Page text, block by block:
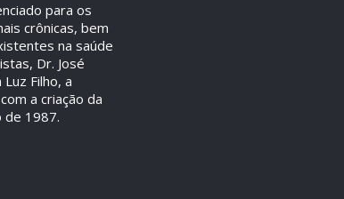
para os
crônicas, bem
na saúde
Dr. José
Filho, a
a criação da
de 1987.